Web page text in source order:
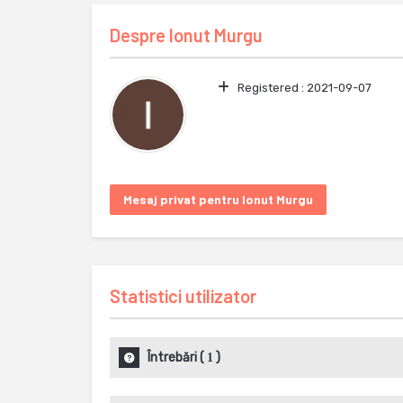
Despre Ionut Murgu
Registered : 2021-09-07
Mesaj privat pentru Ionut Murgu
Statistici utilizator
Întrebări( 1 )